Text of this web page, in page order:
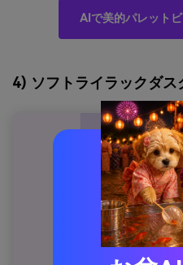
AIで美的パレット
4) ソフトライラックダス